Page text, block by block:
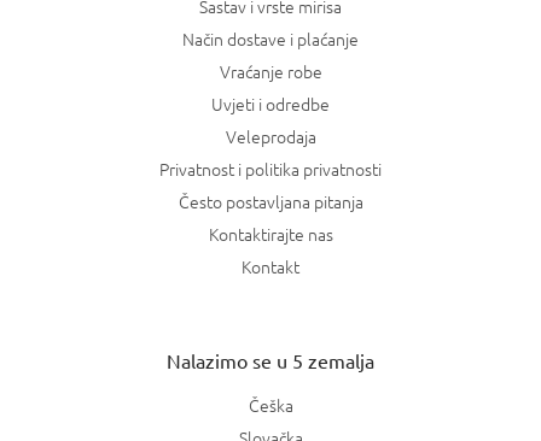
Sastav i vrste mirisa
Način dostave i plaćanje
Vraćanje robe
Uvjeti i odredbe
Veleprodaja
Privatnost i politika privatnosti
Često postavljana pitanja
Kontaktirajte nas
Kontakt
Nalazimo se u 5 zemalja
Češka